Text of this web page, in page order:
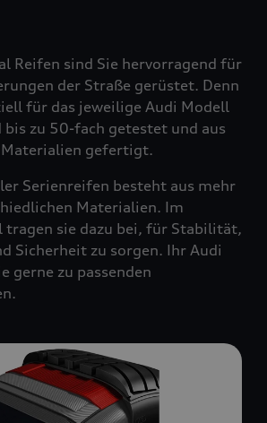
Reifen sind Sie hervorragend für
der Straße gerüstet. Denn
für das jeweilige Audi Modell
zu 50-fach getestet und aus
gefertigt.
Serienreifen besteht aus mehr
Materialien. Im
tragen sie dazu bei, für Stabilität,
Sicherheit zu sorgen. Ihr Audi
gerne zu passenden